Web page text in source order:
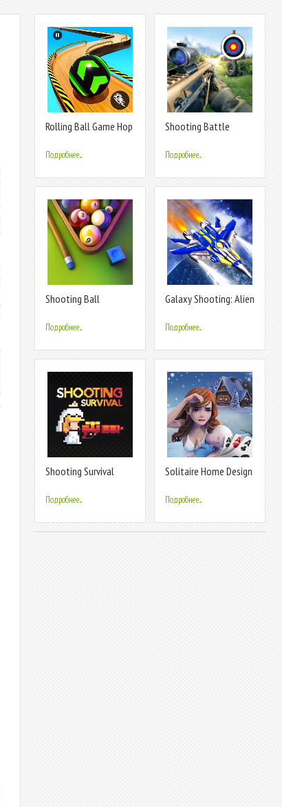
Rolling Ball Game Hop
Подробнее...
Shooting Battle
Подробнее...
Shooting Ball
Подробнее...
Galaxy Shooting: Alien
Подробнее...
Shooting Survival
Подробнее...
Solitaire Home Design
Подробнее...